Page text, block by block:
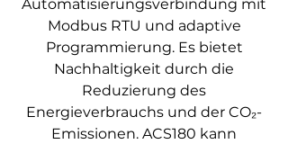
Automatisierungsverbindung mit
Modbus RTU und adaptive
Programmierung. Es bietet
Nachhaltigkeit durch die
Reduzierung des
Energieverbrauchs und der CO₂-
Emissionen. ACS180 kann